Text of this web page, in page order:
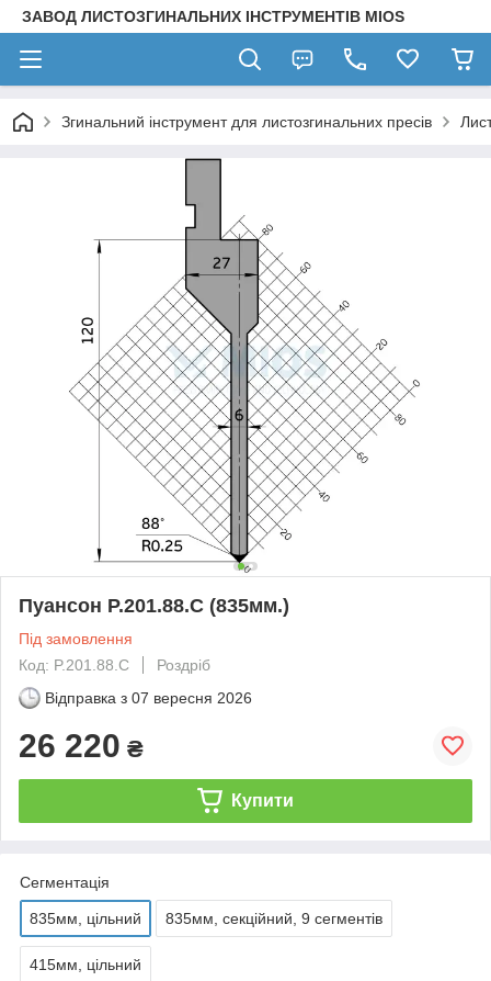
ЗАВОД ЛИСТОЗГИНАЛЬНИХ ІНСТРУМЕНТІВ MIOS
Згинальний інструмент для листозгинальних пресів
Пуансон P.201.88.C (835мм.)
Під замовлення
Код: P.201.88.C
Роздріб
Відправка з 07 вересня 2026
26 220 ₴
Купити
Сегментація
835мм, цільний 835мм, секційний, 9 сегментів
415мм, цільний